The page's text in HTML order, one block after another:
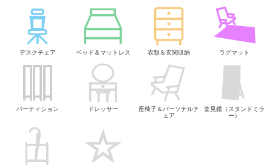
デスクチェア ベッド＆マットレス 衣類＆玄関収納 ラグマット
パーティション ドレッサー
座椅子＆パーソナルチ
ェア
姿見鏡（スタンドミラ
ー）